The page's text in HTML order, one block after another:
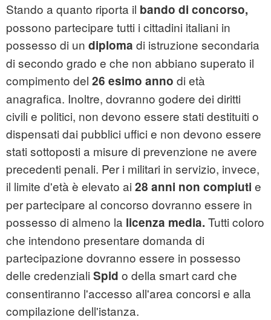
Stando a quanto riporta il bando di concorso,
possono partecipare tutti i cittadini italiani in
possesso di un diploma di istruzione secondaria
di secondo grado e che non abbiano superato il
compimento del 26 esimo anno di età
anagrafica. Inoltre, dovranno godere dei diritti
civili e politici, non devono essere stati destituiti o
dispensati dai pubblici uffici e non devono essere
stati sottoposti a misure di prevenzione ne avere
precedenti penali. Per i militari in servizio, invece,
il limite d'età è elevato ai 28 anni non compiuti e
per partecipare al concorso dovranno essere in
possesso di almeno la licenza media. Tutti coloro
che intendono presentare domanda di
partecipazione dovranno essere in possesso
delle credenziali Spid o della smart card che
consentiranno l'accesso all'area concorsi e alla
compilazione dell'istanza.